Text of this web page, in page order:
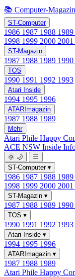
📚 Computer-
ST-Computer
1986 1987 1988 1989
1998 1999 2000 2001
ST-Magazin
1987 1988 1989 1990
TOS
1990 1991 1992 1993
Atari Inside
1994 1995 1996
ATARImagazin
1987 1988 1989
Mehr
Atari Phile Happy
ACE NSW Inside
🌞 🌙
☰
ST-Computer ▾
1986 1987 1988 1989
1998 1999 2000 2001
ST-Magazin ▾
1987 1988 1989 1990
TOS ▾
1990 1991 1992 1993
Atari Inside ▾
1994 1995 1996
ATARImagazin ▾
1987 1988 1989
Atari Phile Happy